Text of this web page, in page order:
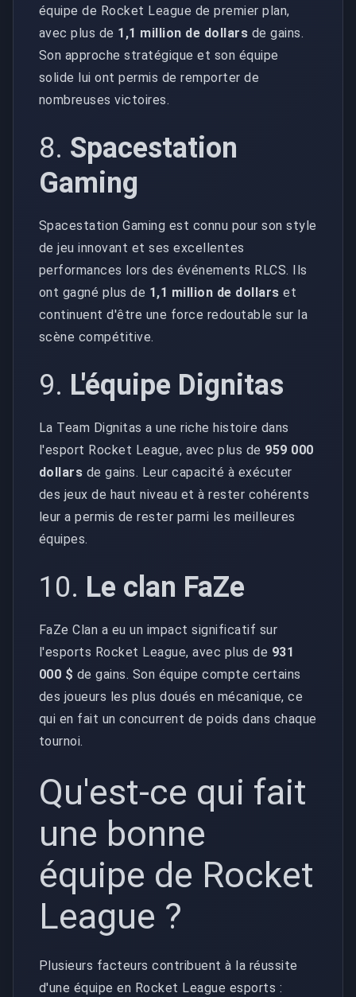
équipe de Rocket League de premier plan,
avec plus de 1,1 million de dollars de gains.
Son approche stratégique et son équipe
solide lui ont permis de remporter de
nombreuses victoires.
8. Spacestation
Gaming
Spacestation Gaming est connu pour son style
de jeu innovant et ses excellentes
performances lors des événements RLCS. Ils
ont gagné plus de 1,1 million de dollars et
continuent d'être une force redoutable sur la
scène compétitive.
9. L'équipe Dignitas
La Team Dignitas a une riche histoire dans
l'esport Rocket League, avec plus de 959 000
dollars de gains. Leur capacité à exécuter
des jeux de haut niveau et à rester cohérents
leur a permis de rester parmi les meilleures
équipes.
10. Le clan FaZe
FaZe Clan a eu un impact significatif sur
l'esports Rocket League, avec plus de 931
000 $ de gains. Son équipe compte certains
des joueurs les plus doués en mécanique, ce
qui en fait un concurrent de poids dans chaque
tournoi.
Qu'est-ce qui fait
une bonne
équipe de Rocket
League ?
Plusieurs facteurs contribuent à la réussite
d'une équipe en Rocket League esports :